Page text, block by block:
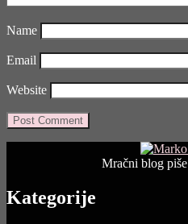
Name
Email
Website
Mračni blog piše
Kategorije